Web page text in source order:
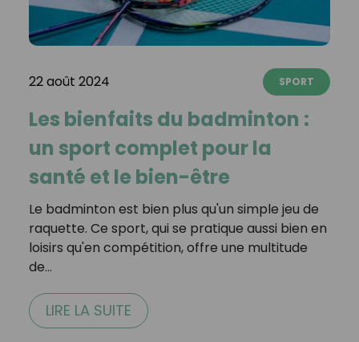
22 août 2024 SPORT
Les bienfaits du badminton :
un sport complet pour la
santé et le bien-être
Le badminton est bien plus qu'un simple jeu de
raquette. Ce sport, qui se pratique aussi bien en
loisirs qu'en compétition, offre une multitude
de…
LIRE LA SUITE